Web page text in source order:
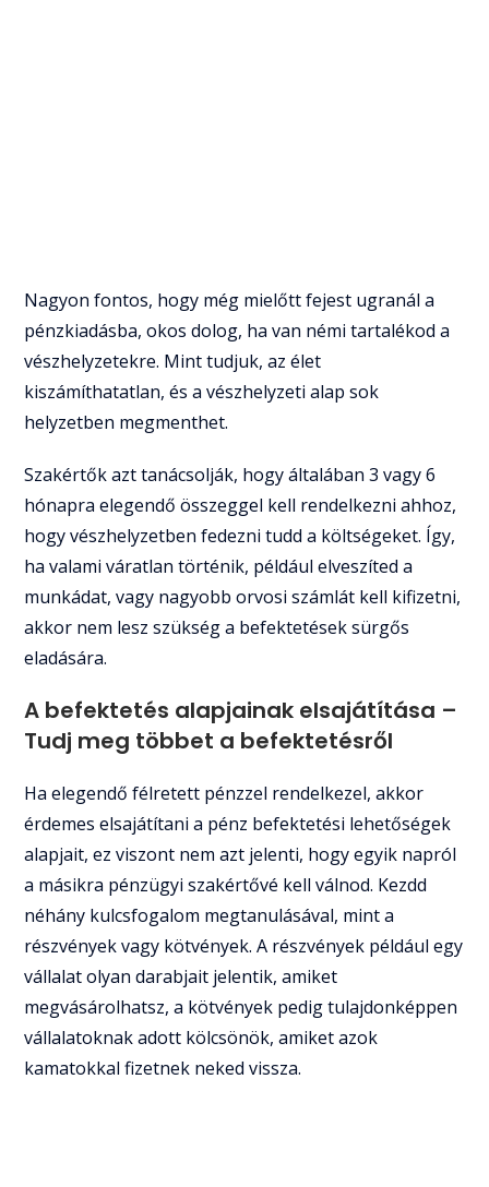
Nagyon fontos, hogy még mielőtt fejest ugranál a
pénzkiadásba, okos dolog, ha van némi tartalékod a
vészhelyzetekre. Mint tudjuk, az élet
kiszámíthatatlan, és a vészhelyzeti alap sok
helyzetben megmenthet.
Szakértők azt tanácsolják, hogy általában 3 vagy 6
hónapra elegendő összeggel kell rendelkezni ahhoz,
hogy vészhelyzetben fedezni tudd a költségeket. Így,
ha valami váratlan történik, például elveszíted a
munkádat, vagy nagyobb orvosi számlát kell kifizetni,
akkor nem lesz szükség a befektetések sürgős
eladására.
A befektetés alapjainak elsajátítása –
Tudj meg többet a befektetésről
Ha elegendő félretett pénzzel rendelkezel, akkor
érdemes elsajátítani a pénz befektetési lehetőségek
alapjait, ez viszont nem azt jelenti, hogy egyik napról
a másikra pénzügyi szakértővé kell válnod. Kezdd
néhány kulcsfogalom megtanulásával, mint a
részvények vagy kötvények. A részvények például egy
vállalat olyan darabjait jelentik, amiket
megvásárolhatsz, a kötvények pedig tulajdonképpen
vállalatoknak adott kölcsönök, amiket azok
kamatokkal fizetnek neked vissza.